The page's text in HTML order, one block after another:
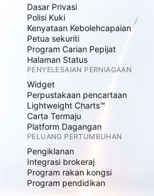
Dasar Privasi
Polisi Kuki
Kenyataan Kebolehcapaian
Petua sekuriti
Program Carian Pepijat
Halaman Status
PENYELESAIAN PERNIAGAAN
Widget
Perpustakaan pencartaan
Lightweight Charts™
Carta Termaju
Platform Dagangan
PELUANG PERTUMBUHAN
Pengiklanan
Integrasi brokeraj
Program rakan kongsi
Program pendidikan